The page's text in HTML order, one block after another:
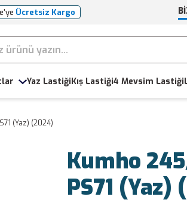
Ücretsiz Kargo
Yaz LastiğiKış Lastiği4 Mevsim Lastiği
(Yaz) (2024)
Kumho
PS71 (Yaz)